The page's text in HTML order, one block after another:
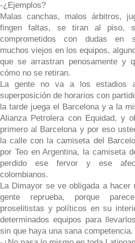
Pereira
-¿Ejemplos?
Malas canchas, malos árbitros,
fingen faltas, se tiran al piso,
comprometidos con dudas en
muchos viejos en los equipos,
que se arrastran penosamente y
cómo no se retiran.
La gente no va a los estadios
superposición de horarios con
la tarde juega el Barcelona y a la
Alianza Petrolera con Equidad, y
primero al Barcelona y por eso
la calle con la camiseta del
por Teo en Argentina, la camiseta
perdido ese fervor y ese
colombianos.
La Dimayor se ve obligada a hacer
gente reprueba, porque
proselitistas y políticos en su
determinados equipos para
sin que haya una sana competencia.